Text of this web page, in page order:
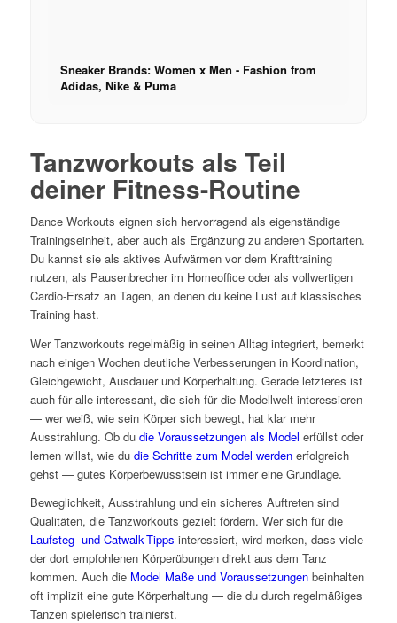
Sneaker Brands: Women x Men - Fashion from
Adidas, Nike & Puma
Tanzworkouts als Teil
deiner Fitness-Routine
Dance Workouts eignen sich hervorragend als eigenständige
Trainingseinheit, aber auch als Ergänzung zu anderen Sportarten.
Du kannst sie als aktives Aufwärmen vor dem Krafttraining
nutzen, als Pausenbrecher im Homeoffice oder als vollwertigen
Cardio-Ersatz an Tagen, an denen du keine Lust auf klassisches
Training hast.
Wer Tanzworkouts regelmäßig in seinen Alltag integriert, bemerkt
nach einigen Wochen deutliche Verbesserungen in Koordination,
Gleichgewicht, Ausdauer und Körperhaltung. Gerade letzteres ist
auch für alle interessant, die sich für die Modellwelt interessieren
— wer weiß, wie sein Körper sich bewegt, hat klar mehr
Ausstrahlung. Ob du die Voraussetzungen als Model erfüllst oder
lernen willst, wie du die Schritte zum Model werdenerfolgreich
gehst — gutes Körperbewusstsein ist immer eine Grundlage.
Beweglichkeit, Ausstrahlung und ein sicheres Auftreten sind
Qualitäten, die Tanzworkouts gezielt fördern. Wer sich für die
Laufsteg- und Catwalk-Tipps interessiert, wird merken, dass viele
der dort empfohlenen Körperübungen direkt aus dem Tanz
kommen. Auch die Model Maße und Voraussetzungenbeinhalten
oft implizit eine gute Körperhaltung — die du durch regelmäßiges
Tanzen spielerisch trainierst.